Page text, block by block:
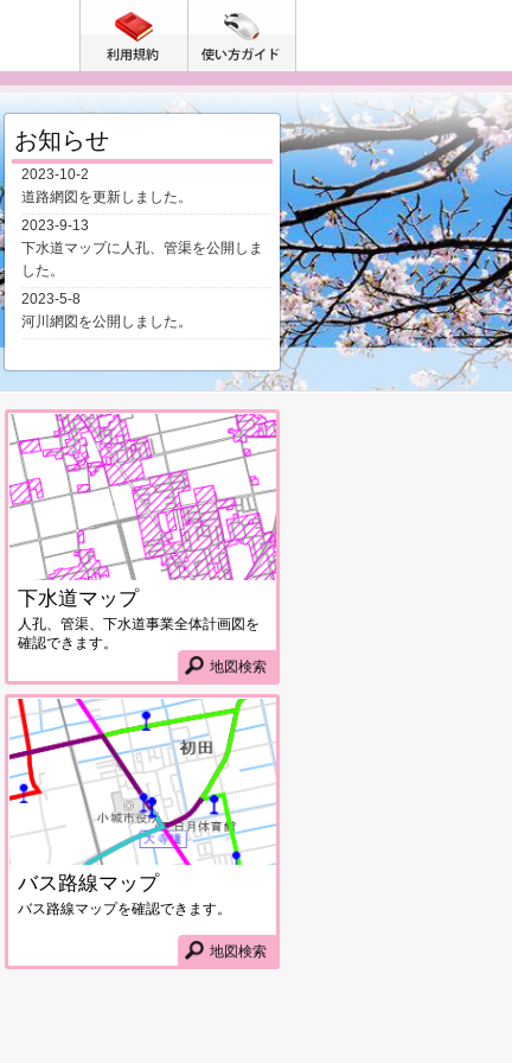
利用規約
お知らせ
2023-10-2
道路網図を更新しました。
2023-9-13
下水道マップに人孔、管渠を公開しま
した。
2023-5-8
河川網図を公開しました。
バス路線マップを公開しました。
文化財マップを公開しました。
2023-2-13
都市計画情報マップを公開しました。
2021-11-1
おぎまっぷを公開しました。
道路・河川管理マップ画面
下水道マップ
人孔、管渠、下水道事業全体計画図を
確認できます。
地図検索
文化財マップ画面
バス路線マップ
バス路線マップを確認できます。
地図検索